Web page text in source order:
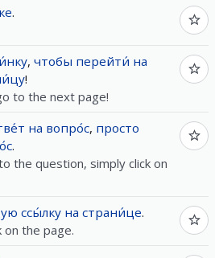
.
, чтобы перейти́ на
!
to the next page!
на вопро́с, просто
.
the question, simply click on
ссы́лку на страни́це.
on the page.